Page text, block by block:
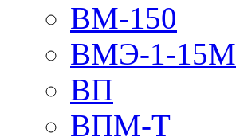
ВМ-150
ВМЭ-1-15М
ВП
ВПМ-Т